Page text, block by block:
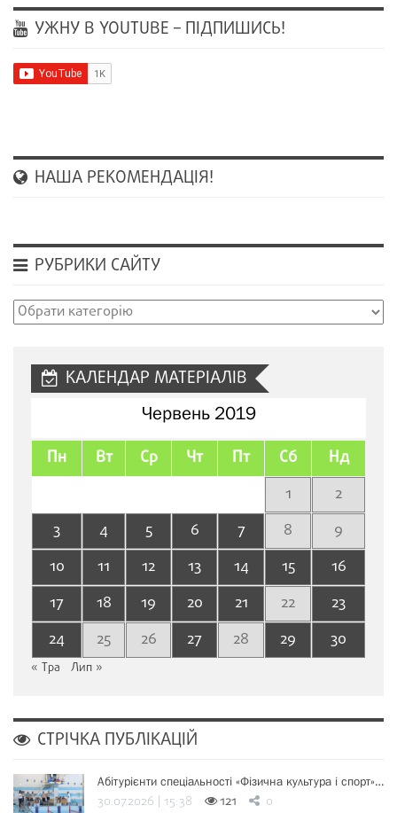
УЖНУ В YOUTUBE – ПІДПИШИСЬ!
НАША РЕКОМЕНДАЦІЯ!
РУБРИКИ САЙТУ
Рубрики
КАЛЕНДАР МАТЕРІАЛІВ
Червень 2019
Пн Вт Ср Чт Пт Сб Нд
1
2
3
4 5 6 7 8
9
10
11 12 13 14 15
16
17
18 19 20 21 22
23
24
25 26 27 28 29 30
« Тра Лип »
СТРІЧКА ПУБЛІКАЦІЙ
Абітурієнти спеціальності «Фізична культура і спорт»…
30.07.2026 | 15:38 121 0